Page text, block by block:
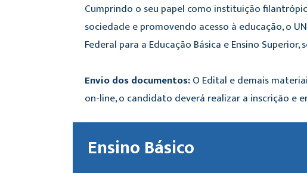
Cumprindo o seu papel como instituição
sociedade e promovendo acesso à educação, o
Federal para a Educação Básica e Ensino
Envio dos documentos:O Edital e demais
on-line, o candidato deverá realizar a inscrição e
Ensino Básico